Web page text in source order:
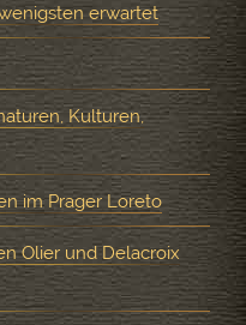
erwartet
Kulturen,
im Prager Loreto
Olier und Delacroix